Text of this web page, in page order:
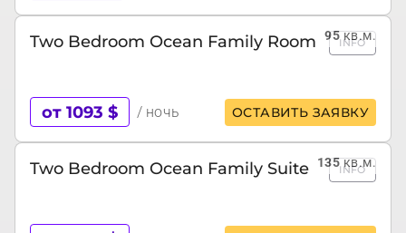
95кв.м.
Two Bedroom Ocean Family Room INFO
от 1093 $ / ночь ОСТАВИТЬ ЗАЯВКУ
135кв.м.
Two Bedroom Ocean Family Suite INFO